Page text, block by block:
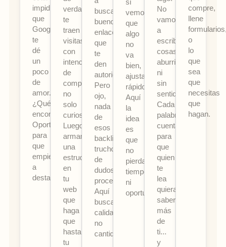
impidiendo
que
Google
te
dé
un
poco
de
amor.
¿Qué
encontramos?
Oportunidades
para
que
empieces
a
destacar.
verdad
te
traen
visitas
con
intención
de
comprar,
no
solo
curiosos.
Luego,
armamos
una
estructura
en
tu
web
que
haga
que
hasta
tu
buscar
buenos
enlaces
que
te
den
autoridad.
Pero
ojo,
nada
de
esos
backlinks
truchos
de
dudosa
procedencia.
Aquí
buscamos
calidad,
no
cantidad.
vemos
que
algo
no
va
bien,
ajustamos
rápido.
Aquí
la
idea
es
que
no
pierdas
tiempo
ni
oportunidades.
No
vamos
a
escribir
cosas
aburridas
ni
sin
sentido.
Cada
palabra
cuenta
para
que
quien
te
lea
quiera
saber
más
de
ti...
y
compre,
llene
o
lo
que
sea
que
necesitas
que
hagan.